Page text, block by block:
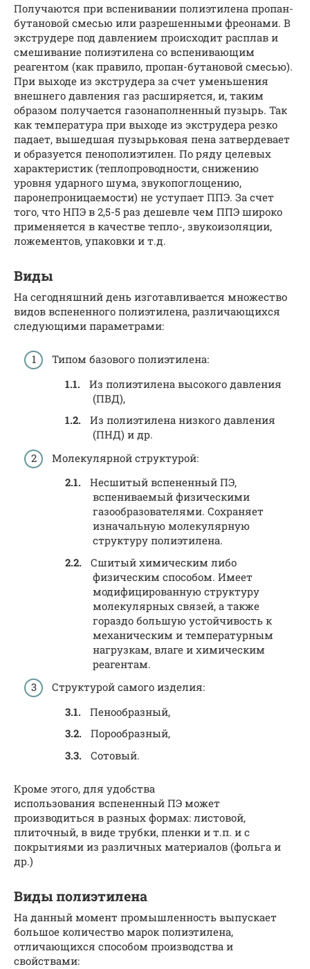
Получаются при вспенивании полиэтилена пропан-
бутановой смесью или разрешенными фреонами. В
экструдере под давлением происходит расплав и
смешивание полиэтилена со вспенивающим
реагентом (как правило, пропан-бутановой смесью).
При выходе из экструдера за счет уменьшения
внешнего давления газ расширяется, и, таким
образом получается газонаполненный пузырь. Так
как температура при выходе из экструдера резко
падает, вышедшая пузырьковая пена затвердевает
и образуется пенополиэтилен. По ряду целевых
характеристик (теплопроводности, снижению
уровня ударного шума, звукопоглощению,
паронепроницаемости) не уступает ППЭ. За счет
того, что НПЭ в 2,5-5 раз дешевле чем ППЭ широко
применяется в качестве тепло-, звукоизоляции,
ложементов, упаковки и т.д.
Виды
На сегодняшний день изготавливается множество
видов вспененного полиэтилена, различающихся
следующими параметрами:
Типом базового полиэтилена:
Из полиэтилена высокого давления
(ПВД),
Из полиэтилена низкого давления
(ПНД) и др.
Молекулярной структурой:
Несшитый вспененный ПЭ,
вспениваемый физическими
газообразователями. Сохраняет
изначальную молекулярную
структуру полиэтилена.
Сшитый химическим либо
физическим способом. Имеет
модифицированную структуру
молекулярных связей, а также
гораздо большую устойчивость к
механическим и температурным
нагрузкам, влаге и химическим
реагентам.
Структурой самого изделия:
Пенообразный,
Порообразный,
Сотовый.
Кроме этого, для удобства
использования вспененный ПЭ может
производиться в разных формах: листовой,
плиточный, в виде трубки, пленки и т.п. и с
покрытиями из различных материалов (фольга и
др.)
Виды полиэтилена
На данный момент промышленность выпускает
большое количество марок полиэтилена,
отличающихся способом производства и
свойствами: